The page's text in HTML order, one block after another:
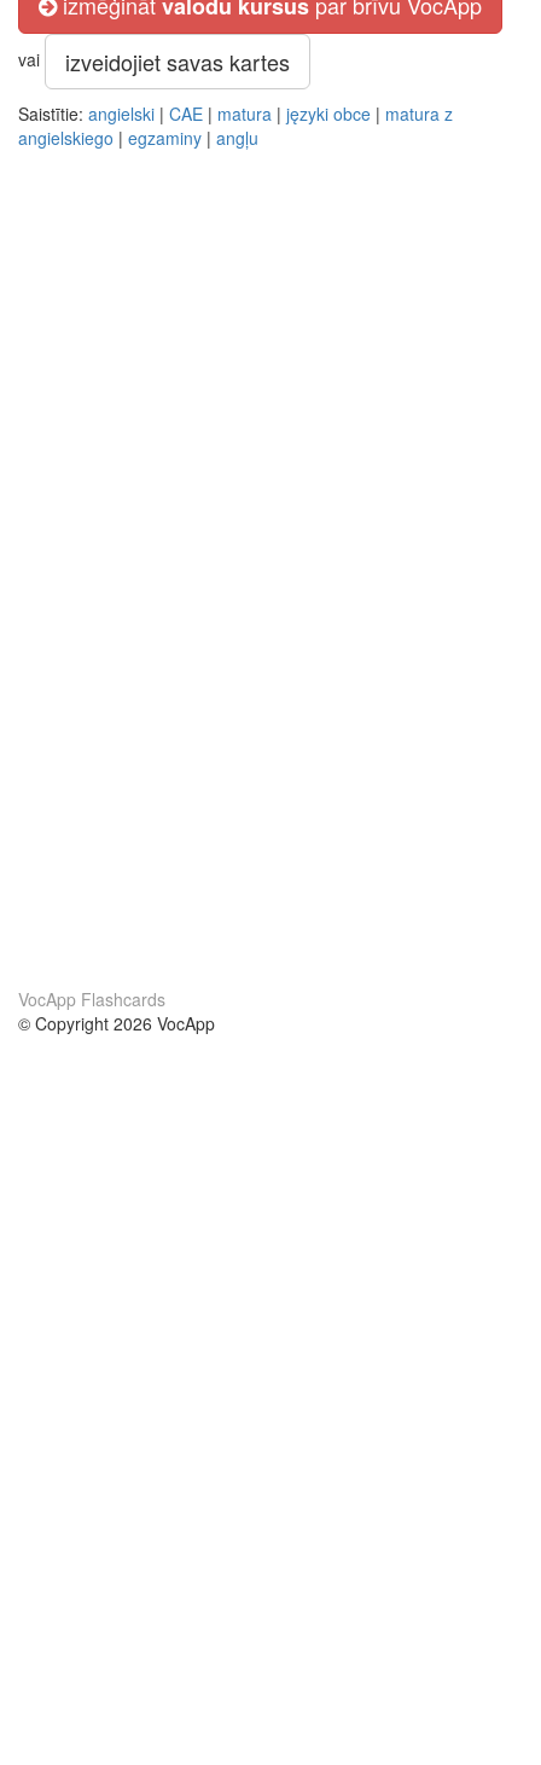
vai izveidojiet savas kartes
Saistītie: angielski | CAE | matura | języki obce | matura z
angielskiego | egzaminy | angļu
VocApp Flashcards
© Copyright 2026 VocApp